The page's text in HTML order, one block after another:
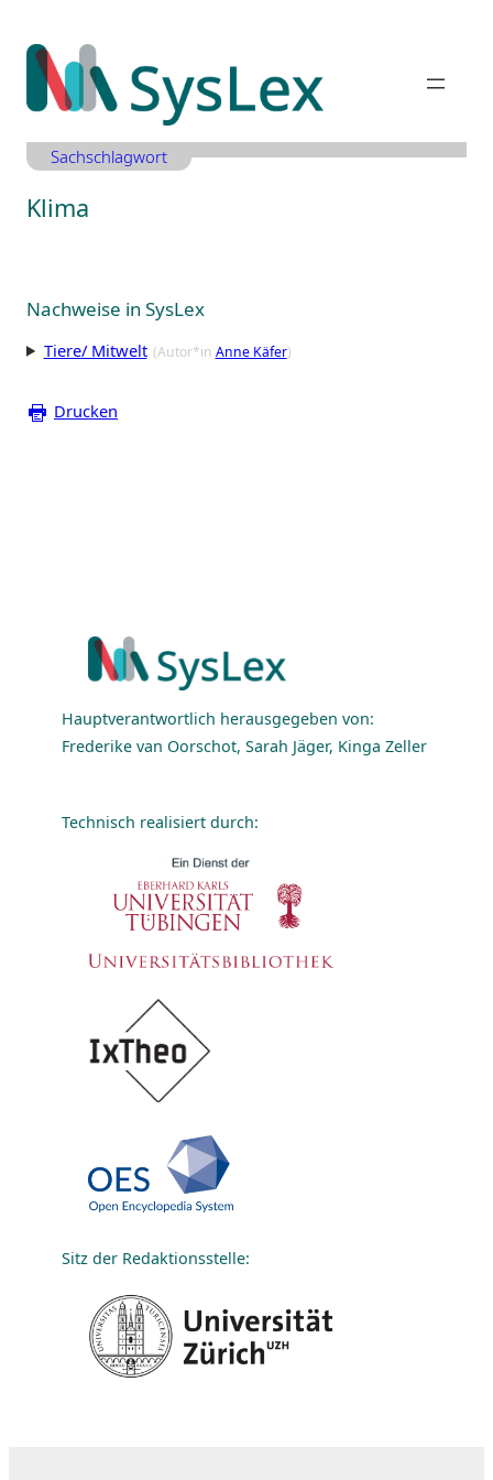
Inhalt
springen
Sachschlagwort
Klima
Nachweise in SysLex
Tiere/ Mitwelt (Autor*in Anne Käfer)
Drucken
Hauptverantwortlich herausgegeben von:
Frederike van Oorschot, Sarah Jäger, Kinga Zeller
Technisch realisiert durch:
Sitz der Redaktionsstelle: